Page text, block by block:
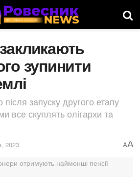
зупинити
запуску другого етапу
все скуплять олігархи та
2023 AA